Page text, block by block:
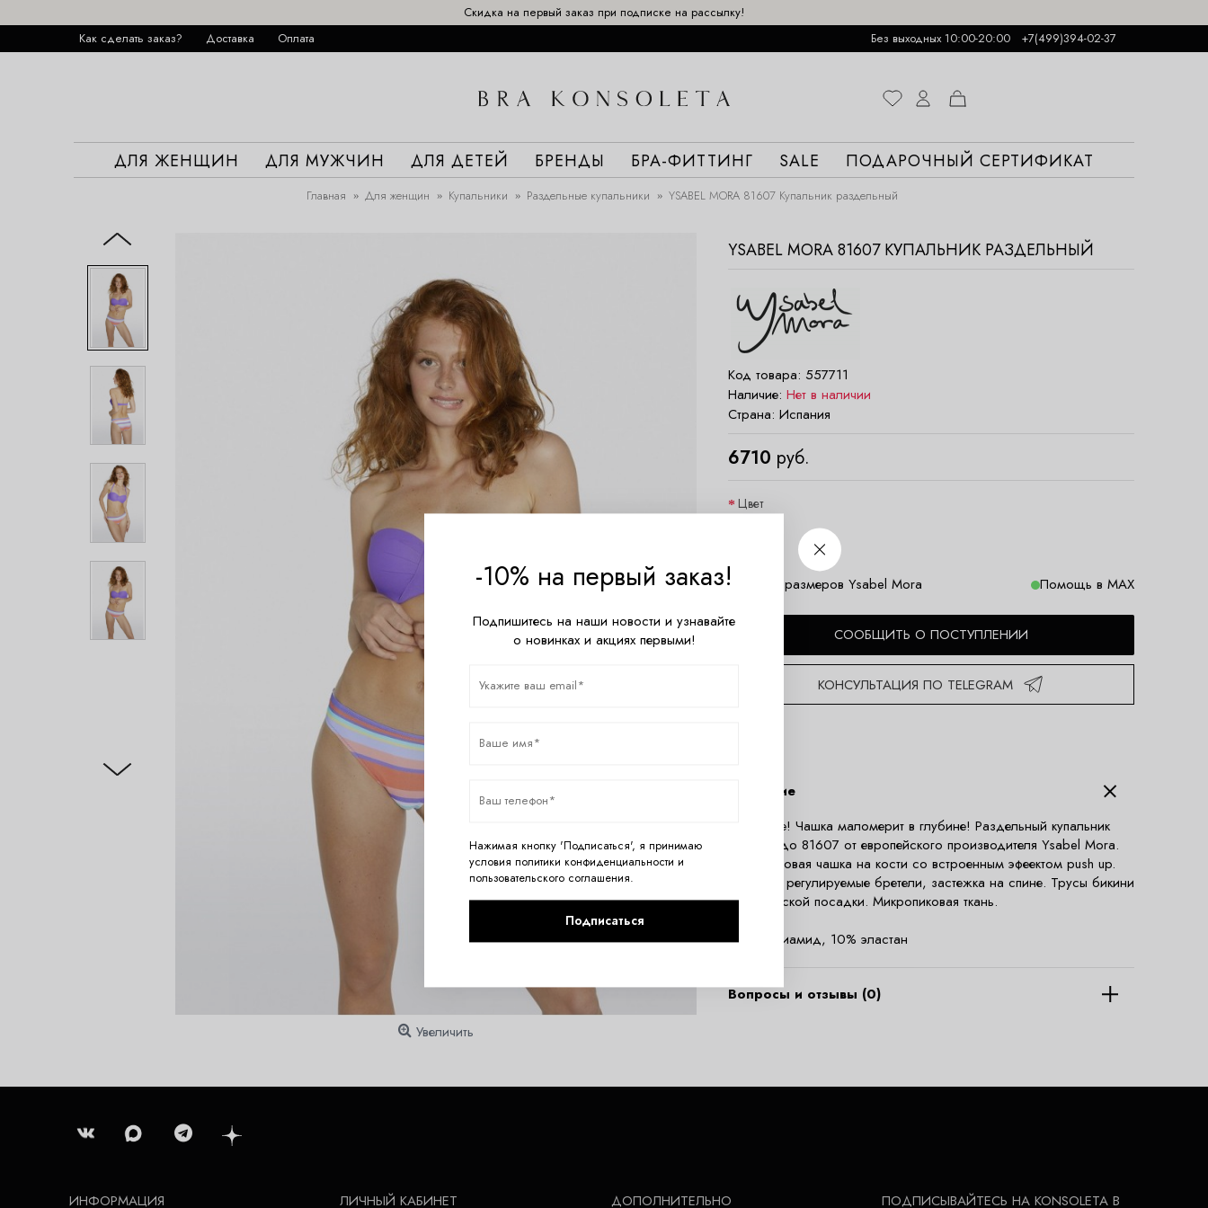
Скидка на первый заказ при подписке на рассылку!
Как сделать заказ?
Доставка Оплата Без выходных 10:00-20:00 +7(499)394-02-37
ДЛЯ ЖЕНЩИН ДЛЯ МУЖЧИН ДЛЯ ДЕТЕЙ БРЕНДЫ БРА-ФИТТИНГ SALE ПОДАРОЧНЫЙ СЕРТИФИКАТ
Главная Для женщин Купальники Раздельные купальники YSABEL MORA 81607 Купальник раздельный
Увеличить
YSABEL MORA 81607 КУПАЛЬНИК РАЗДЕЛЬНЫЙ
Код товара: 557711
Наличие: Нет в наличии
Страна: Испания
6710 руб.
Цвет
Таблица размеров Ysabel Mora Помощь в MAX
СООБЩИТЬ О ПОСТУПЛЕНИИ
КОНСУЛЬТАЦИЯ ПО TELEGRAM
Описание
Внимание! Чашка маломерит в глубине! Раздельный купальник
типа бандо 81607 от европейского производителя Ysabel Mora.
Поролоновая чашка на кости со встроенным эфеектом push up.
Съемные регулируемые бретели, застежка на спине. Трусы бикини
классической посадки. Микропиковая ткань.
90% полиамид, 10% эластан
Вопросы и отзывы (0)
ИНФОРМАЦИЯ ЛИЧНЫЙ КАБИНЕТ ДОПОЛНИТЕЛЬНО ПОДПИСЫВАЙТЕСЬ НА KONSOLETA В
-10% на первый заказ!
Подпишитесь на наши новости и узнавайте
о новинках и акциях первыми!
Нажимая кнопку 'Подписаться', я принимаю
условия политики конфиденциальности и
пользовательского соглашения.
Подписаться